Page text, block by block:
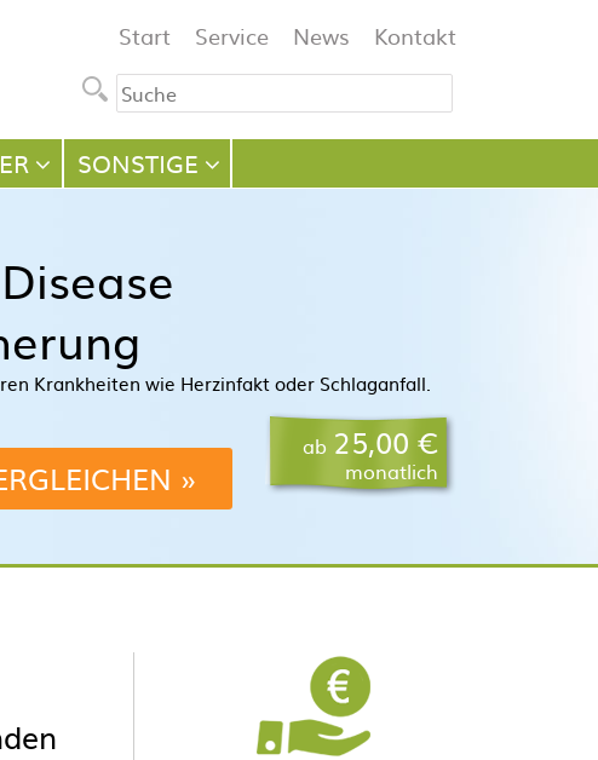
Navigation
Start Service News Kontakt
SONSTIGE
Krankheiten wie Herzinfakt oder Schlaganfall.
ab 25,00 €
monatlich